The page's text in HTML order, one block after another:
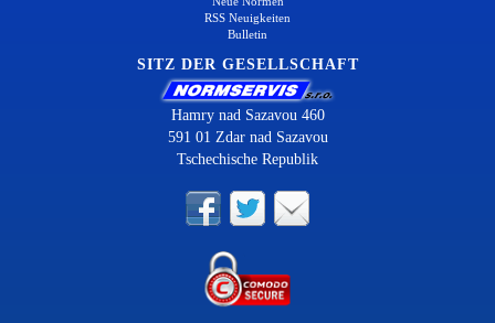
RSS Neuigkeiten
Bulletin
SITZ DER GESELLSCHAFT
Hamry nad Sazavou 460
591 01 Zdar nad Sazavou
Tschechische Republik